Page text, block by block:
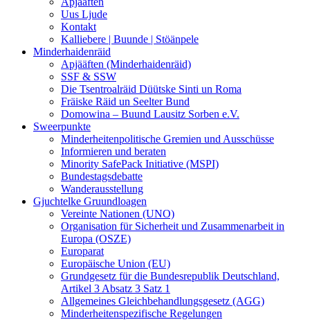
Uus Ljude
Kontakt
Kalliebere | Buunde | Stöänpele
Minderhaidenräid
Apjääften (Minderhaidenräid)
SSF & SSW
Die Tsentroalräid Düütske Sinti un Roma
Fräiske Räid un Seelter Bund
Domowina – Buund Lausitz Sorben e.V.
Sweerpunkte
Minderheitenpolitische Gremien und Ausschüsse
Informieren und beraten
Minority SafePack Initiative (MSPI)
Bundestagsdebatte
Wanderausstellung
Gjuchtelke Gruundloagen
Vereinte Nationen (UNO)
Organisation für Sicherheit und Zusammenarbeit in
Europa (OSZE)
Europarat
Europäische Union (EU)
Grundgesetz für die Bundesrepublik Deutschland,
Artikel 3 Absatz 3 Satz 1
Allgemeines Gleichbehandlungsgesetz (AGG)
Minderheitenspezifische Regelungen